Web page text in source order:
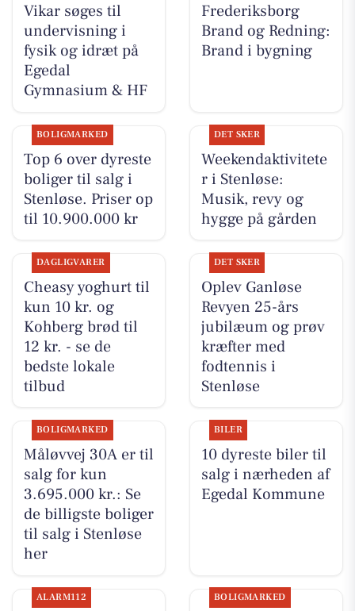
Vikar søges til
undervisning i
fysik og idræt på
Egedal
Gymnasium & HF
Frederiksborg
Brand og Redning:
Brand i bygning
BOLIGMARKED
Top 6 over dyreste
boliger til salg i
Stenløse. Priser op
til 10.900.000 kr
DET SKER
Weekendaktivitete
r i Stenløse:
Musik, revy og
hygge på gården
DAGLIGVARER
Cheasy yoghurt til
kun 10 kr. og
Kohberg brød til
12 kr. - se de
bedste lokale
tilbud
DET SKER
Oplev Ganløse
Revyen 25-års
jubilæum og prøv
kræfter med
fodtennis i
Stenløse
BOLIGMARKED
Måløvvej 30A er til
salg for kun
3.695.000 kr.: Se
de billigste boliger
til salg i Stenløse
her
BILER
10 dyreste biler til
salg i nærheden af
Egedal Kommune
ALARM112 BOLIGMARKED